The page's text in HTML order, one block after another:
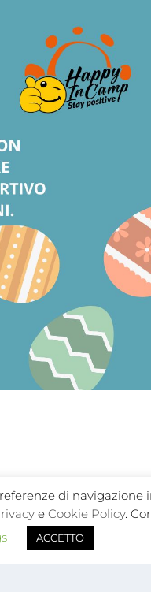
di
e Cookie Policy.
ACCETTO